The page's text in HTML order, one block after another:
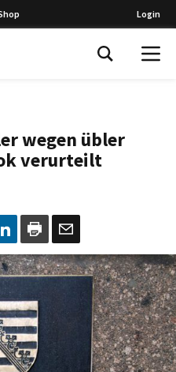
Login
wegen übler
verurteilt